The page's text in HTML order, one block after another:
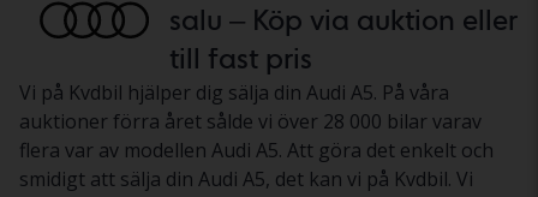
salu – Köp via auktion eller
till fast pris
Vi på Kvdbil hjälper dig sälja din Audi A5. På våra
auktioner förra året sålde vi över 28 000 bilar varav
flera var av modellen Audi A5. Att göra det enkelt och
smidigt att sälja din Audi A5, det kan vi på Kvdbil. Vi